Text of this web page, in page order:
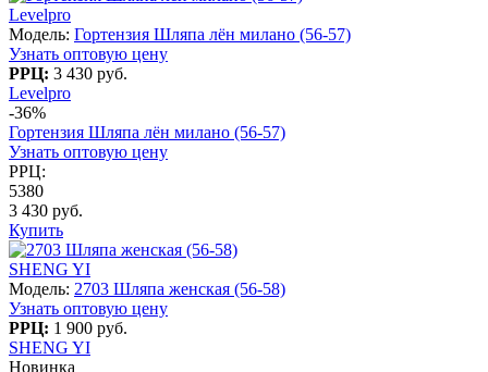
Levelpro
Модель: Гортензия Шляпа лён милано (56-57)
Узнать оптовую цену
РРЦ: 3 430 руб.
Levelpro
-36%
Гортензия Шляпа лён милано (56-57)
Узнать оптовую цену
РРЦ:
5380
3 430 руб.
Купить
SHENG YI
Модель: 2703 Шляпа женская (56-58)
Узнать оптовую цену
РРЦ: 1 900 руб.
SHENG YI
Новинка